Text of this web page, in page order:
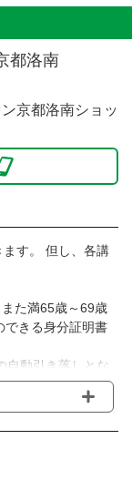
都洛南
京都洛南ショッ
す。 但し、各講
た満65歳～69歳
できる身分証明書
自動引き落しとな
りますのでご確認
も含まれており